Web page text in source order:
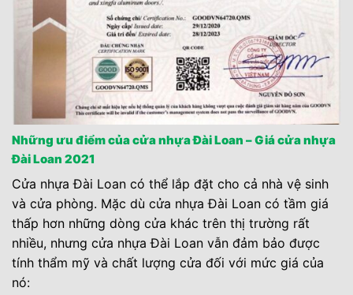
Những ưu điểm của cửa nhựa Đài Loan – Giá cửa nhựa
Đài Loan 2021
Cửa nhựa Đài Loan có thể lắp đặt cho cả nhà vệ sinh
và cửa phòng. Mặc dù cửa nhựa Đài Loan có tầm giá
thấp hơn những dòng cửa khác trên thị trường rất
nhiều, nhưng cửa nhựa Đài Loan vẫn đảm bảo được
tính thẩm mỹ và chất lượng cửa đối với mức giá của
nó: